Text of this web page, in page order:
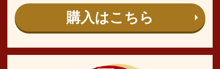
購入はこちら